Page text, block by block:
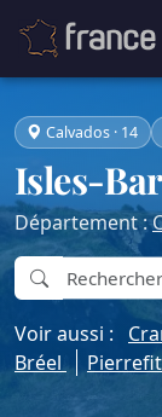
Calvados · 14
Isles-
Département :
Voir aussi :
Bréel